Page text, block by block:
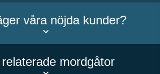
våra nöjda kunder?
mordgåtor